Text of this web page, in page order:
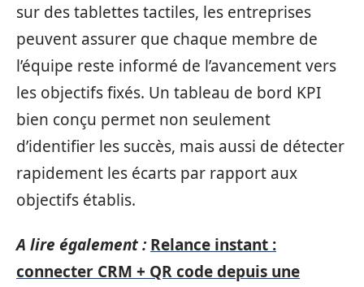
sur des tablettes tactiles, les entreprises
peuvent assurer que chaque membre de
l’équipe reste informé de l’avancement vers
les objectifs fixés. Un tableau de bord KPI
bien conçu permet non seulement
d’identifier les succès, mais aussi de détecter
rapidement les écarts par rapport aux
objectifs établis.
A lire également : Relance instant :
connecter CRM + QR code depuis une